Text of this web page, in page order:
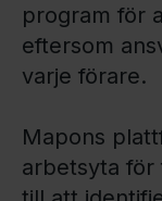
program för
eftersom
varje förare.
Mapons
arbetsyta för